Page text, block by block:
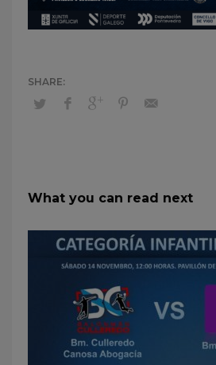
What you can read next